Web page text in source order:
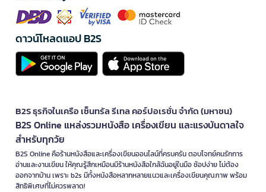
ดาวน์โหลดแอป B2S
B2S ธุรกิจในเครือ เซ็นทรัล รีเทล คอร์ปอเรชั่น จำกัด (มหาชน)
B2S Online แหล่งรวมหนังสือ เครื่องเขียน และแรงบันดาลใจ
สำหรับทุกวัย
B2S Online คือร้านหนังสือและเครื่องเขียนออนไลน์ที่ครบครัน ตอบโจทย์คนรักการ
อ่านและงานเขียน ให้คุณรู้สึกเหมือนมีร้านหนังสือใกล้ฉันอยู่ในมือ ช้อปง่าย ไม่ต้อง
ออกจากบ้าน เพราะ b2s มีทั้งหนังสือหลากหลายแนวและเครื่องเขียนคุณภาพ พร้อม
สิทธิพิเศษที่ไม่ควรพลาด!